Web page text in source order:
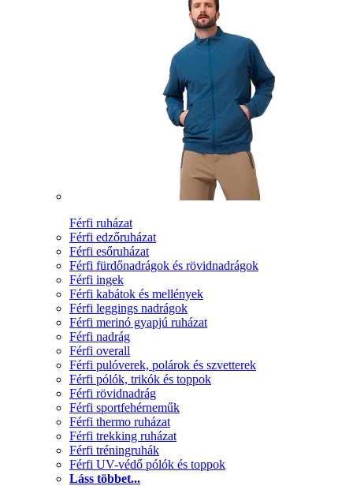
Férfi ruházat
Férfi edzőruházat
Férfi esőruházat
Férfi fürdőnadrágok és rövidnadrágok
Férfi ingek
Férfi kabátok és mellények
Férfi leggings nadrágok
Férfi merinó gyapjú ruházat
Férfi nadrág
Férfi overall
Férfi pulóverek, polárok és szvetterek
Férfi pólók, trikók és toppok
Férfi rövidnadrág
Férfi sportfehérneműk
Férfi thermo ruházat
Férfi trekking ruházat
Férfi tréningruhák
Férfi UV-védő pólók és toppok
Láss többet...